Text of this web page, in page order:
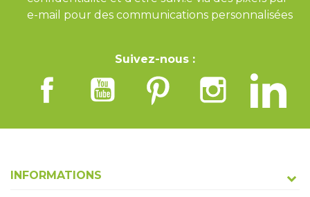
e-mail pour des communications personnalisées
Suivez-nous :
INFORMATIONS